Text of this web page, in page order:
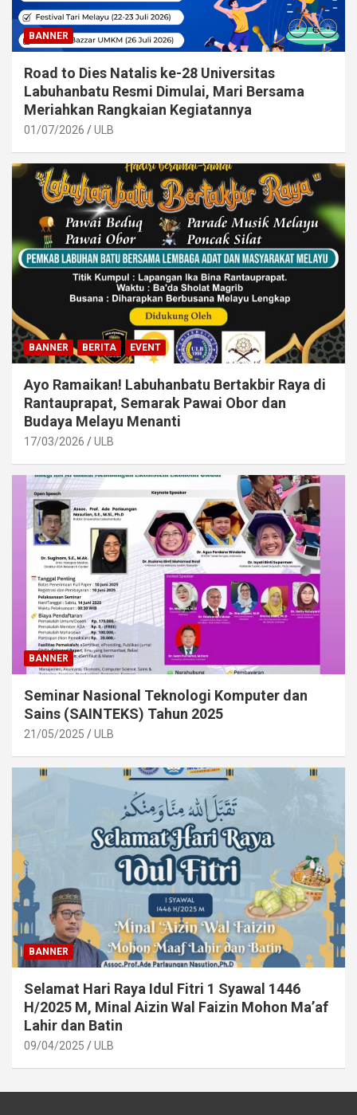
BANNER
Road to Dies Natalis ke-28 Universitas
Labuhanbatu Resmi Dimulai, Mari Bersama
Meriahkan Rangkaian Kegiatannya
01/07/2026 ULB
BANNER BERITA EVENT
Ayo Ramaikan! Labuhanbatu Bertakbir Raya di
Rantauprapat, Semarak Pawai Obor dan
Budaya Melayu Menanti
17/03/2026 ULB
BANNER
Seminar Nasional Teknologi Komputer dan
Sains (SAINTEKS) Tahun 2025
21/05/2025 ULB
BANNER
Selamat Hari Raya Idul Fitri 1 Syawal 1446
H/2025 M, Minal Aizin Wal Faizin Mohon Ma’af
Lahir dan Batin
09/04/2025 ULB